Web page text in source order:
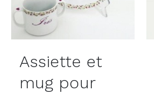
Assiette et
mug pour